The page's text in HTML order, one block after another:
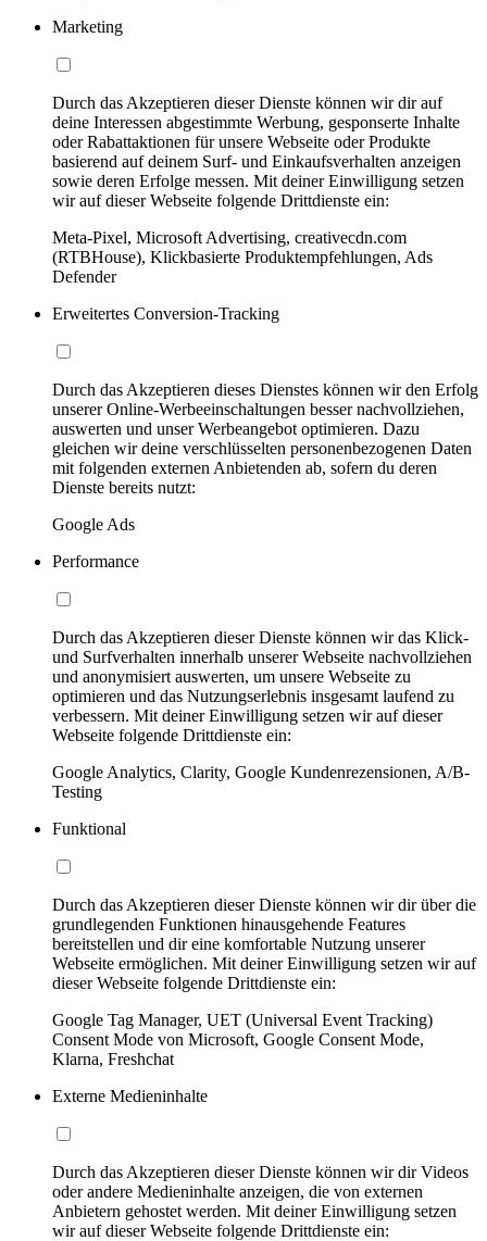
Marketing
Durch das Akzeptieren dieser Dienste können wir dir auf
deine Interessen abgestimmte Werbung, gesponserte Inhalte
oder Rabattaktionen für unsere Webseite oder Produkte
basierend auf deinem Surf- und Einkaufsverhalten anzeigen
sowie deren Erfolge messen. Mit deiner Einwilligung setzen
wir auf dieser Webseite folgende Drittdienste ein:
Meta-Pixel, Microsoft Advertising, creativecdn.com
(RTBHouse), Klickbasierte Produktempfehlungen, Ads
Defender
Erweitertes Conversion-Tracking
Durch das Akzeptieren dieses Dienstes können wir den Erfolg
unserer Online-Werbeeinschaltungen besser nachvollziehen,
auswerten und unser Werbeangebot optimieren. Dazu
gleichen wir deine verschlüsselten personenbezogenen Daten
mit folgenden externen Anbietenden ab, sofern du deren
Dienste bereits nutzt:
Google Ads
Performance
Durch das Akzeptieren dieser Dienste können wir das Klick-
und Surfverhalten innerhalb unserer Webseite nachvollziehen
und anonymisiert auswerten, um unsere Webseite zu
optimieren und das Nutzungserlebnis insgesamt laufend zu
verbessern. Mit deiner Einwilligung setzen wir auf dieser
Webseite folgende Drittdienste ein:
Google Analytics, Clarity, Google Kundenrezensionen, A/B-
Testing
Funktional
Durch das Akzeptieren dieser Dienste können wir dir über die
grundlegenden Funktionen hinausgehende Features
bereitstellen und dir eine komfortable Nutzung unserer
Webseite ermöglichen. Mit deiner Einwilligung setzen wir auf
dieser Webseite folgende Drittdienste ein:
Google Tag Manager, UET (Universal Event Tracking)
Consent Mode von Microsoft, Google Consent Mode,
Klarna, Freshchat
Externe Medieninhalte
Durch das Akzeptieren dieser Dienste können wir dir Videos
oder andere Medieninhalte anzeigen, die von externen
Anbietern gehostet werden. Mit deiner Einwilligung setzen
wir auf dieser Webseite folgende Drittdienste ein: